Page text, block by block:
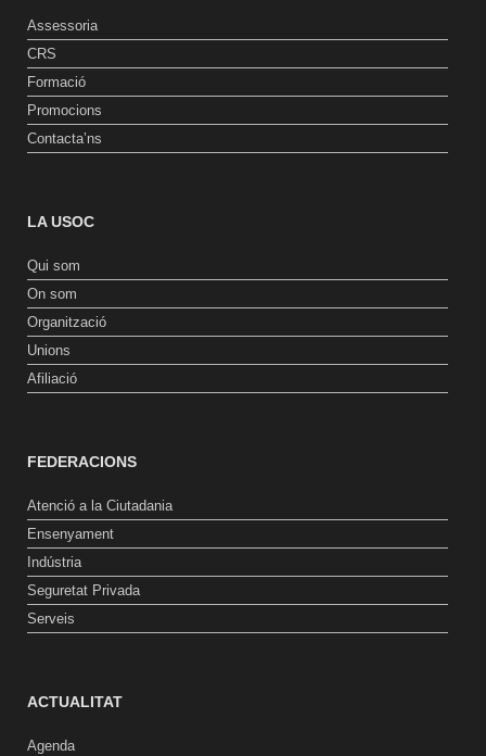
Assessoria
CRS
Formació
Promocions
Contacta’ns
LA USOC
Qui som
On som
Organització
Unions
Afiliació
FEDERACIONS
Atenció a la Ciutadania
Ensenyament
Indústria
Seguretat Privada
Serveis
ACTUALITAT
Agenda